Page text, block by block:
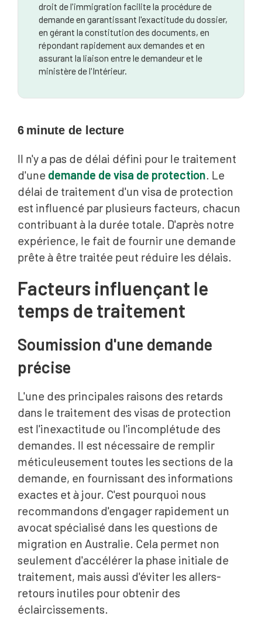
droit de l'immigration facilite la procédure de
demande en garantissant l'exactitude du dossier,
en gérant la constitution des documents, en
répondant rapidement aux demandes et en
assurant la liaison entre le demandeur et le
ministère de l'Intérieur.
6 minute de lecture
Il n'y a pas de délai défini pour le traitement
d'une demande de visa de protection. Le
délai de traitement d'un visa de protection
est influencé par plusieurs facteurs, chacun
contribuant à la durée totale. D'après notre
expérience, le fait de fournir une demande
prête à être traitée peut réduire les délais.
Facteurs influençant le
temps de traitement
Soumission d'une demande
précise
L'une des principales raisons des retards
dans le traitement des visas de protection
est l'inexactitude ou l'incomplétude des
demandes. Il est nécessaire de remplir
méticuleusement toutes les sections de la
demande, en fournissant des informations
exactes et à jour. C'est pourquoi nous
recommandons d'engager rapidement un
avocat spécialisé dans les questions de
migration en Australie. Cela permet non
seulement d'accélérer la phase initiale de
traitement, mais aussi d'éviter les allers-
retours inutiles pour obtenir des
éclaircissements.